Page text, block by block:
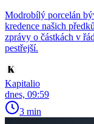
Modrobílý porcelán
kredence našich
zprávy o částkách v
pestřejší.
Kapitalio
dnes, 09:59
3 min